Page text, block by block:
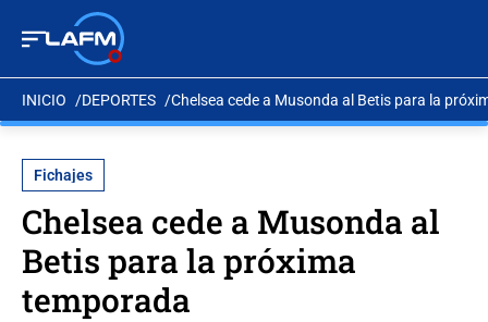
INICIO DEPORTES Chelsea cede a Musonda al Betis para la
Fichajes
Chelsea cede a Musonda al
Betis para la próxima
temporada